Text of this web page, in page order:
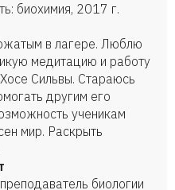
биохимия, 2017 г.
в лагере. Люблю
медитацию и работу
Сильвы. Стараюсь
другим его
ученикам
мир. Раскрыть
биологии